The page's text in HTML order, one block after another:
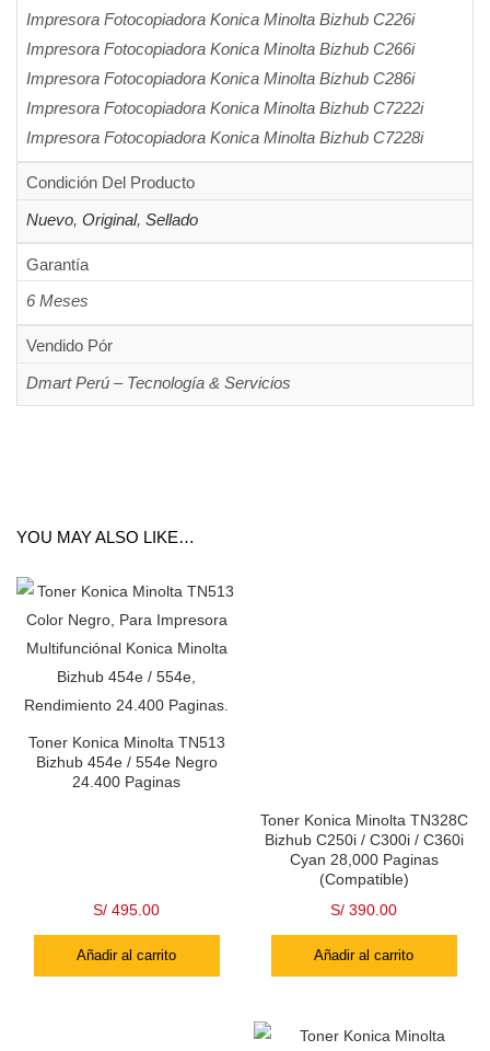
Impresora Fotocopiadora Konica Minolta Bizhub C226i
Impresora Fotocopiadora Konica Minolta Bizhub C266i
Impresora Fotocopiadora Konica Minolta Bizhub C286i
Impresora Fotocopiadora Konica Minolta Bizhub C7222i
Impresora Fotocopiadora Konica Minolta Bizhub C7228i
Condición Del Producto
Nuevo, Original, Sellado
Garantía
6 Meses
Vendido Pór
Dmart Perú – Tecnología & Servicios
YOU MAY ALSO LIKE…
Toner Konica Minolta TN513
Bizhub 454e / 554e Negro
24.400 Paginas
S/ 495.00
Añadir al carrito
Toner Konica Minolta TN328C
Bizhub C250i / C300i / C360i
Cyan 28,000 Paginas
(Compatible)
S/ 390.00
Añadir al carrito